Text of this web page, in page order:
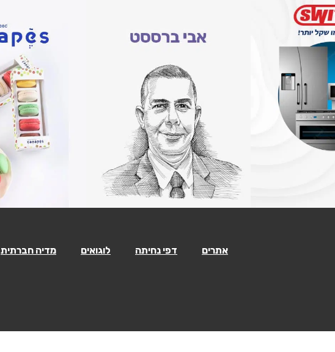
אתרים דפי נחיתה לוגואים מדיה חברתית